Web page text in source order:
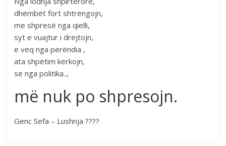
dhëmbët fort shtrëngojn,
me shpresë nga qielli,
syt e vuajtur i drejtojn,
e veq nga perëndia ,
ata shpëtim kërkojn,
se nga politika..,
më nuk po shpresojn.
Genc Sefa – Lushnja ????